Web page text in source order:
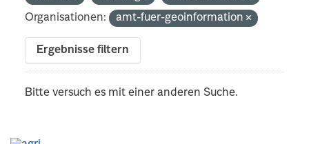
Organisationen:
amt-fuer-geoinformation
Ergebnisse filtern
Bitte versuch es mit einer anderen Suche.